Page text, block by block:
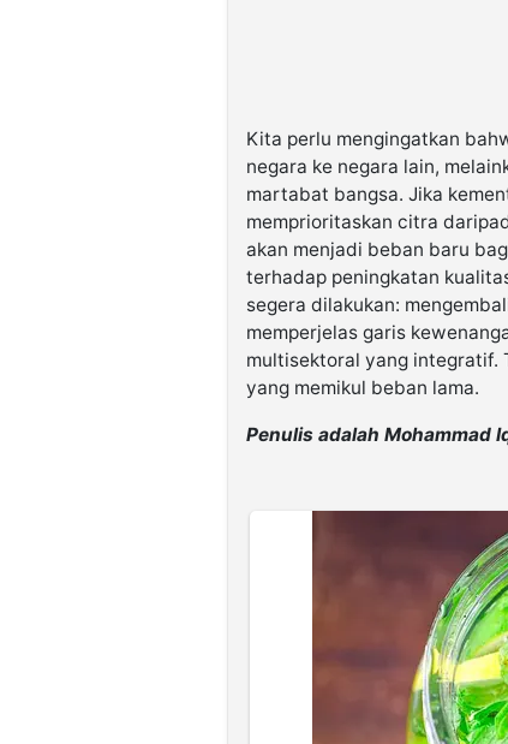
Kita perlu mengingatkan
negara ke negara lain,
martabat bangsa. Jika
memprioritaskan citra
akan menjadi beban baru
terhadap peningkatan
segera dilakukan:
memperjelas garis
multisektoral yang integratif.
yang memikul beban lama.
Penulis adalah Mohammad